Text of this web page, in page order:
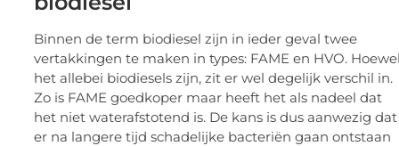
Binnen de term biodiesel zijn in ieder geval twee
vertakkingen te maken in types: FAME en HVO.
het allebei biodiesels zijn, zit er wel degelijk verschil in.
Zo is FAME goedkoper maar heeft het als nadeel dat
het niet waterafstotend is. De kans is dus aanwezig dat
er na langere tijd schadelijke bacteriën gaan ontstaan